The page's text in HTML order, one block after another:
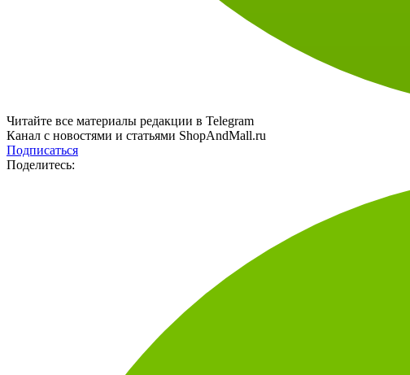
Читайте все материалы редакции в Telegram
Канал с новостями и статьями ShopAndMall.ru
Подписаться
Поделитесь: